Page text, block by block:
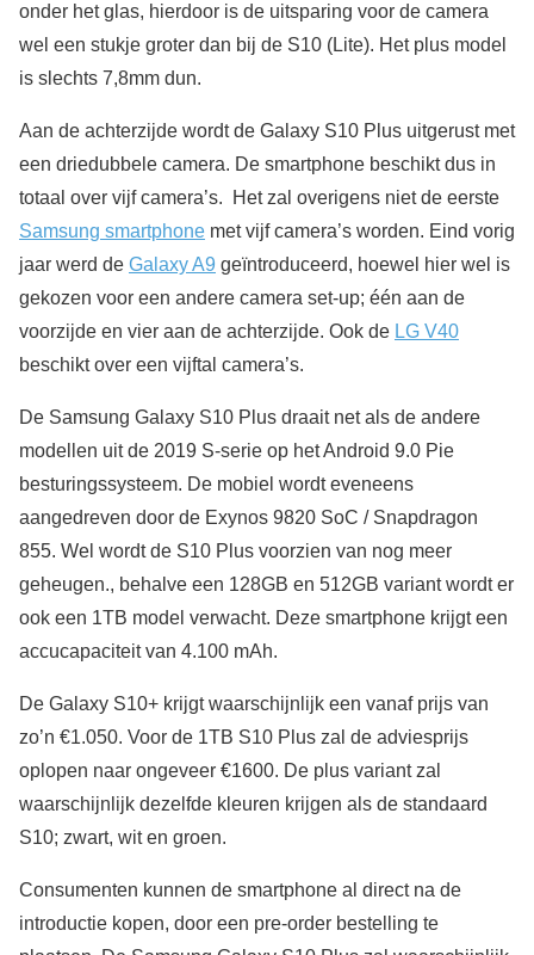
onder het glas, hierdoor is de uitsparing voor de camera
wel een stukje groter dan bij de S10 (Lite). Het plus model
is slechts 7,8mm dun.
Aan de achterzijde wordt de Galaxy S10 Plus uitgerust met
een driedubbele camera. De smartphone beschikt dus in
totaal over vijf camera’s. Het zal overigens niet de eerste
Samsung smartphone met vijf camera’s worden. Eind vorig
jaar werd de Galaxy A9 geïntroduceerd, hoewel hier wel is
gekozen voor een andere camera set-up; één aan de
voorzijde en vier aan de achterzijde. Ook de LG V40
beschikt over een vijftal camera’s.
De Samsung Galaxy S10 Plus draait net als de andere
modellen uit de 2019 S-serie op het Android 9.0 Pie
besturingssysteem. De mobiel wordt eveneens
aangedreven door de Exynos 9820 SoC / Snapdragon
855. Wel wordt de S10 Plus voorzien van nog meer
geheugen., behalve een 128GB en 512GB variant wordt er
ook een 1TB model verwacht. Deze smartphone krijgt een
accucapaciteit van 4.100 mAh.
De Galaxy S10+ krijgt waarschijnlijk een vanaf prijs van
zo’n €1.050. Voor de 1TB S10 Plus zal de adviesprijs
oplopen naar ongeveer €1600. De plus variant zal
waarschijnlijk dezelfde kleuren krijgen als de standaard
S10; zwart, wit en groen.
Consumenten kunnen de smartphone al direct na de
introductie kopen, door een pre-order bestelling te